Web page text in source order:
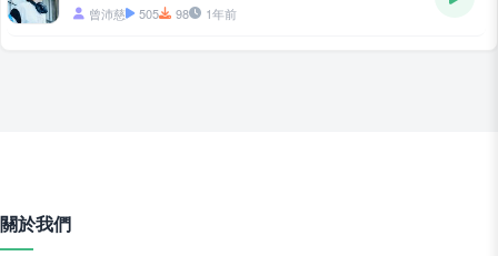
曾沛慈 505 98 1年前
關於我們